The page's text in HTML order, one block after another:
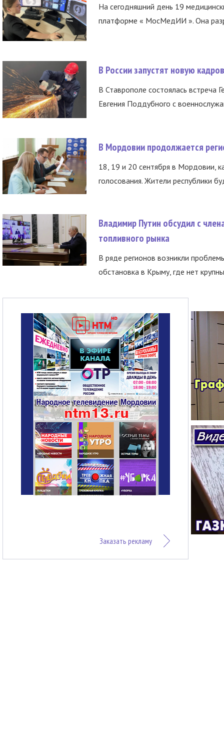
На сегодняшний день 19
платформе « МосМедИИ ». Она
В России запустят новую
В Ставрополе состоялась встреча
Евгения Поддубного с
В Мордовии продолжается
18, 19 и 20 сентября в Мордовии,
голосования. Жители республики
Владимир Путин обсудил с
топливного рынка
В ряде регионов возникли
обстановка в Крыму, где нет
Заказать рекламу